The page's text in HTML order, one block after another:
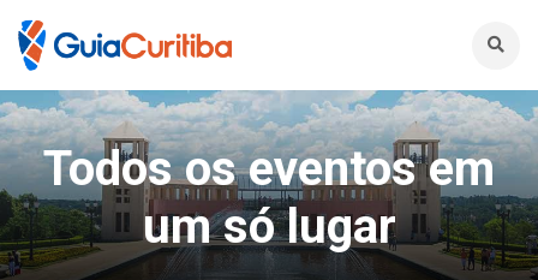
Todos os eventos em
um só lugar